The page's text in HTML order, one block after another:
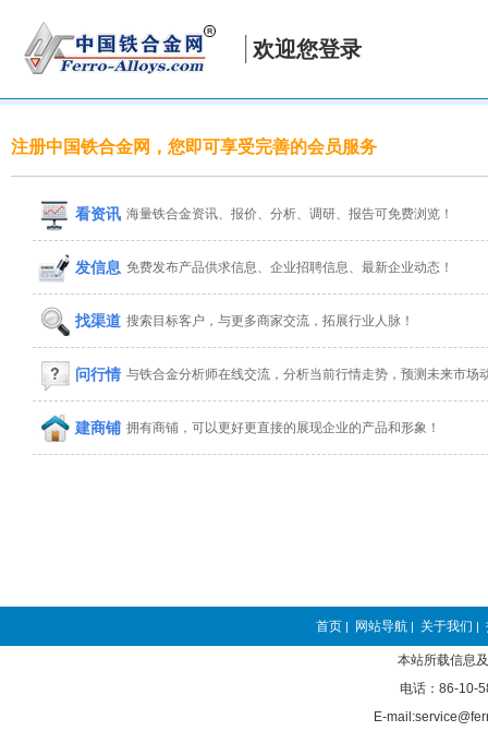
欢迎您登录
注册中国铁合金网，您即可享受完善的会员服务
看资讯 海量铁合金资讯、报价、分析、调研、报告可免费浏览！
发信息 免费发布产品供求信息、企业招聘信息、最新企业动态！
找渠道 搜索目标客户，与更多商家交流，拓展行业人脉！
问行情 与铁合金分析师在线交流，分析当前行情走势，预测未来市场
建商铺 拥有商铺，可以更好更直接的展现企业的产品和形象！
首页 | 网站导航 | 关于我们 |
本站所载信息
电话：86-10-
E-